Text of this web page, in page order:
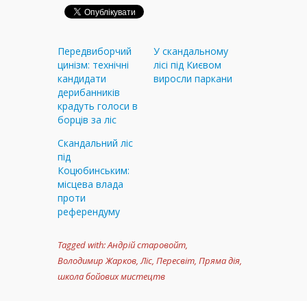
Передвиборчий
цинізм: технічні
кандидати
дерибанників
крадуть голоси в
борців за ліс
У скандальному
лісі під Києвом
виросли паркани
Скандальний ліс
під
Коцюбинським:
місцева влада
проти
референдуму
Tagged with:Андрій старовойт,
Володимир Жарков,Ліс, Пересвіт, Пряма дія,
школа бойових мистецтв